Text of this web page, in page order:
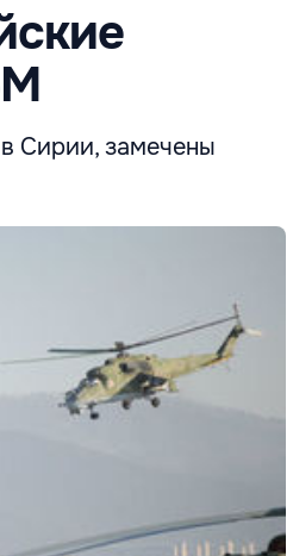
Сирии, замечены